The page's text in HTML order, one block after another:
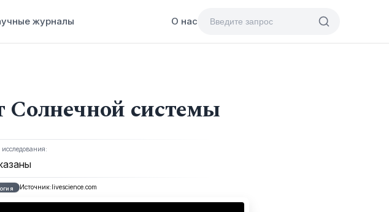
журналы О нас
Солнечной системы
Источник:livescience.com